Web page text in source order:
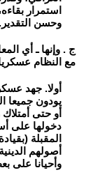
استمرار
وحسن التقدير.
ج . وإنها ـ أي
مع النظام
أولا. جهد
يودون جميعا
أو حتى
دخولها على
المقبلة
أصولهم
وأحيانا على